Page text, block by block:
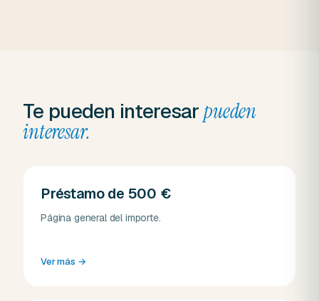
Te pueden interesarpueden
interesar.
Préstamo de 500 €
Página general del importe.
Ver más →